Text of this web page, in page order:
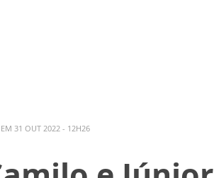
31 OUT 2022 - 12H26